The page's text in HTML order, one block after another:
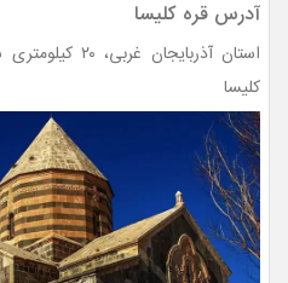
آدرس قره کلیسا
استان
کلیسا